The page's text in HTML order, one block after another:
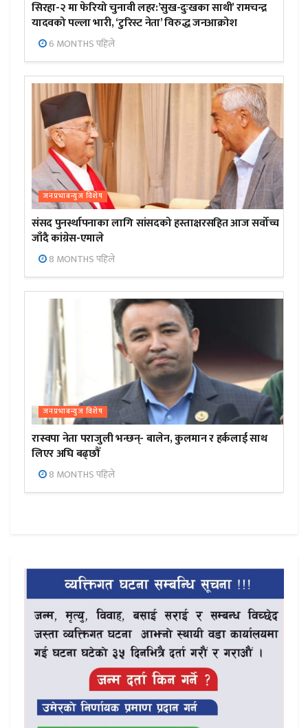
सिरहा-२ मा फेरियो चुनावी लहर:’सुख-दुःखका साथी’ रामचन्द्र
यादवको पल्ला भारी, ‘टुरिस्ट नेता’ विरुद्ध जनआक्रोश
6 MONTHS पहिले
जनप्रभाबन्युज विशेष
संसद पुनर्स्थापनाका लागि सांसदको हस्ताक्षरसहित आज सर्वोच्च
जाँदै कांग्रेस-एमाले
8 MONTHS पहिले
जनप्रभाबन्युज विशेष
रास्वपा नेता पराजुली भन्छन्- बालेन, कुलमान र हर्कलाई साथ
लिएर अघि बढ्छौँ
8 MONTHS पहिले